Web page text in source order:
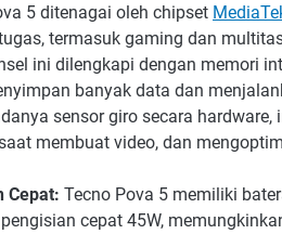
5 ditenagai oleh chipset
termasuk gaming dan
ini dilengkapi dengan memori
banyak data dan
sensor giro secara
membuat video, dan
Cepat: Tecno Pova 5 memiliki
cepat 45W,